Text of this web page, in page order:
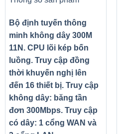
Bộ định tuyến thông
minh không dây 300M
11N. CPU lõi kép bốn
luồng. Truy cập đồng
thời khuyến nghị lên
đến 16 thiết bị. Truy cập
không dây: băng tần
đơn 300Mbps. Truy cập
có dây: 1 cổng WAN và